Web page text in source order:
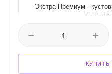
Экстра-Премиум -
КУПИТЬ